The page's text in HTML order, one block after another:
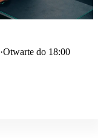
·Otwarte do 18:00